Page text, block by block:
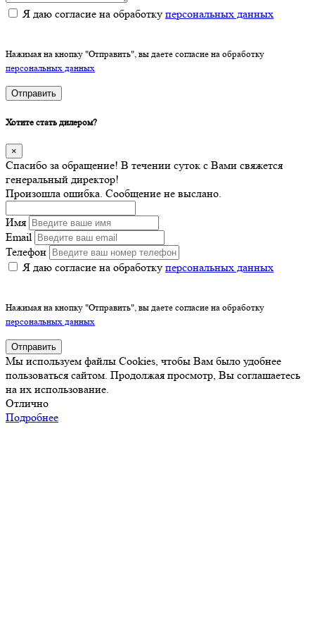
Я даю согласие на обработку персональных данных
Нажимая на кнопку "Отправить", вы даете согласие на обработку
персональных данных
Отправить
Хотите стать дилером?
×
Спасибо за обращение! В течении суток с Вами свяжется
генеральный директор!
Произошла ошибка. Сообщение не выслано.
Имя
Email
Телефон
Я даю согласие на обработку персональных данных
Нажимая на кнопку "Отправить", вы даете согласие на обработку
персональных данных
Отправить
Мы используем файлы Cookies, чтобы Вам было удобнее
пользоваться сайтом. Продолжая просмотр, Вы соглашаетесь
на их использование.
Отлично
Подробнее